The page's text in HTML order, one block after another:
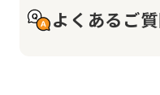
よくあるご